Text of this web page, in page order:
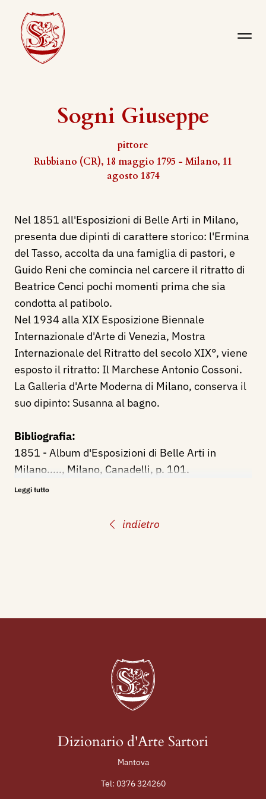
Sogni Giuseppe
pittore
Rubbiano (CR), 18 maggio 1795 - Milano, 11
agosto 1874
indietro
Nel 1851 all'Esposizioni di Belle Arti in Milano,
presenta due dipinti di carattere storico: l'Ermina
del Tasso, accolta da una famiglia di pastori, e
Guido Reni che comincia nel carcere il ritratto di
Beatrice Cenci pochi momenti prima che sia
condotta al patibolo.
Nel 1934 alla XIX Esposizione Biennale
Internazionale d'Arte di Venezia, Mostra
Internazionale del Ritratto del secolo XIX°, viene
esposto il ritratto: Il Marchese Antonio Cossoni.
La Galleria d'Arte Moderna di Milano, conserva il
suo dipinto: Susanna al bagno.
Bibliografia:
1851 - Album d'Esposizioni di Belle Arti in
Milano....., Milano, Canadelli, p. 101.
1934 - XIX Esposizione Biennale Internazionale
Ritratto del secolo XIX°, catalogo mostra, p. 78.
Leggi tutto
Dizionario d'Arte Sartori
Mantova
Tel: 0376 324260